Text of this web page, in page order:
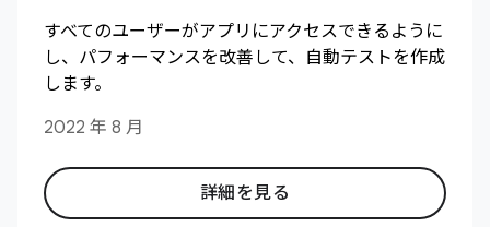
すべてのユーザーがアプリにアクセスできるように
し、パフォーマンスを改善して、自動テストを作成
します。
2022 年 8 月
詳細を見る